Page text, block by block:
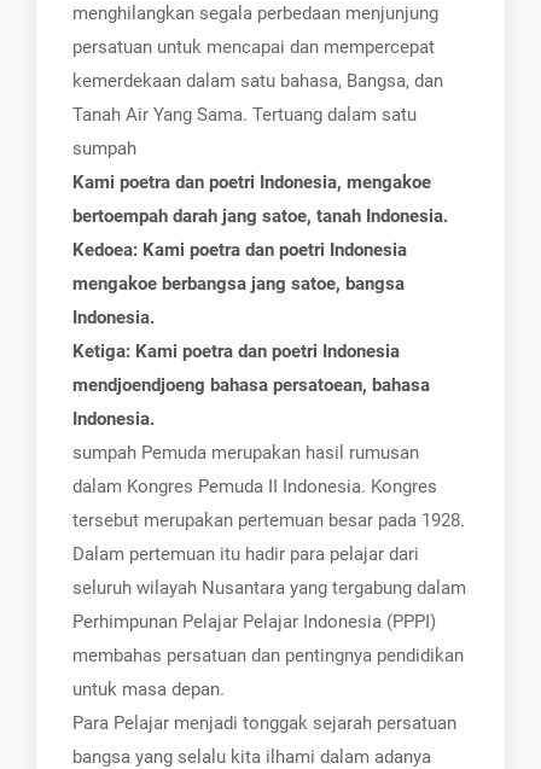
menghilangkan segala perbedaan menjunjung
persatuan untuk mencapai dan mempercepat
kemerdekaan dalam satu bahasa, Bangsa, dan
Tanah Air Yang Sama. Tertuang dalam satu
sumpah
Kami poetra dan poetri Indonesia, mengakoe
bertoempah darah jang satoe, tanah Indonesia.
Kedoea: Kami poetra dan poetri Indonesia
mengakoe berbangsa jang satoe, bangsa
Indonesia.
Ketiga: Kami poetra dan poetri Indonesia
mendjoendjoeng bahasa persatoean, bahasa
Indonesia.
sumpah Pemuda merupakan hasil rumusan
dalam Kongres Pemuda II Indonesia. Kongres
tersebut merupakan pertemuan besar pada 1928.
Dalam pertemuan itu hadir para pelajar dari
seluruh wilayah Nusantara yang tergabung dalam
Perhimpunan Pelajar Pelajar Indonesia (PPPI)
membahas persatuan dan pentingnya pendidikan
untuk masa depan.
Para Pelajar menjadi tonggak sejarah persatuan
bangsa yang selalu kita ilhami dalam adanya